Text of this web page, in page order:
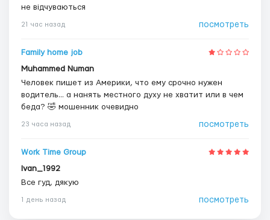
не відчуваються
21 час назад посмотреть
Family home job
Muhammed Numan
Человек пишет из Америки, что ему срочно нужен
водитель... а нанять местного духу не хватит или в чем
беда? 🤣 мошенник очевидно
23 часа назад посмотреть
Work Time Group
Ivan_1992
Все гуд, дякую
1 день назад посмотреть